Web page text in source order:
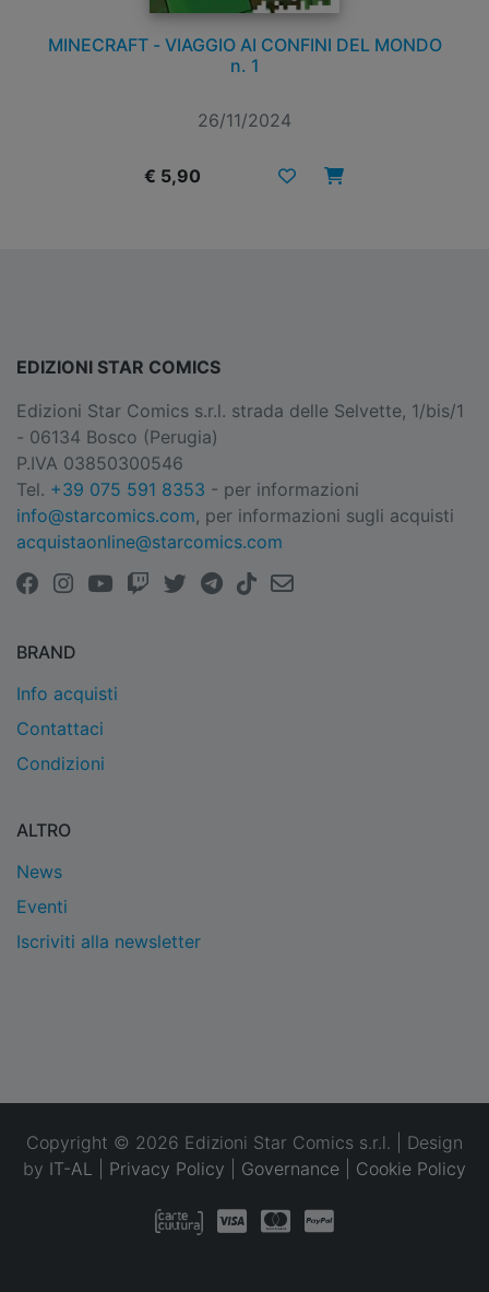
MINECRAFT - VIAGGIO AI CONFINI DEL MONDO
n. 1
26/11/2024
€ 5,90
EDIZIONI STAR COMICS
Edizioni Star Comics s.r.l. strada delle Selvette, 1/bis/1
- 06134 Bosco (Perugia)
P.IVA 03850300546
Tel. +39 075 591 8353 - per informazioni
info@starcomics.com, per informazioni sugli acquisti
acquistaonline@starcomics.com
BRAND
Info acquisti
Contattaci
Condizioni
ALTRO
News
Eventi
Iscriviti alla newsletter
Copyright © 2026 Edizioni Star Comics s.r.l. | Design
by IT-AL Privacy Policy Governance Cookie Policy